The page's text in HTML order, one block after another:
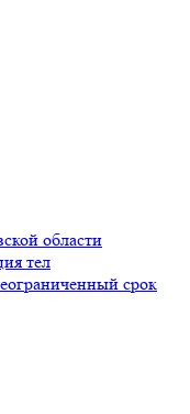
области
тел
срок